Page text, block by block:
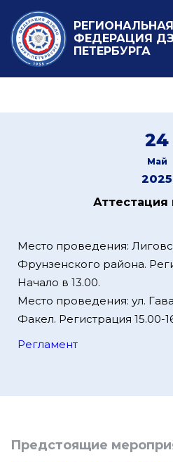
ФЕДЕРАЦИЯ
ПЕТЕРБУРГА
24
Май
2025
Место проведения:
Фрунзенского района.
Начало в 13.00.
Место проведения: ул.
Факел. Регистрация 15.00-
Регламент
Предстоящие